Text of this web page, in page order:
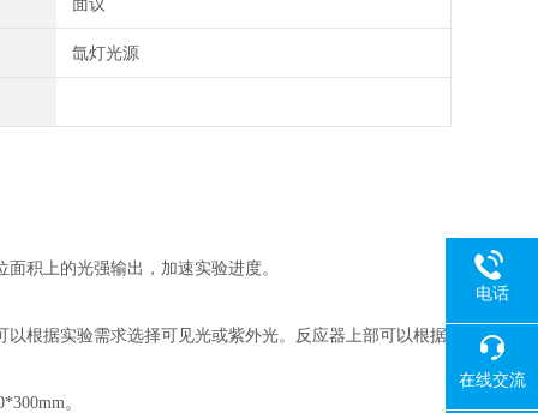
氙灯光源
积上的光强输出，加速实验进度。
根据实验需求选择可见光或紫外光。反应器上部可以根据
。
电话
在线交流